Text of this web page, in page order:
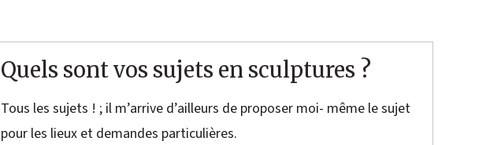
Quels sont vos sujets en sculptures ?
Tous les sujets ! ; il m’arrive d’ailleurs de proposer moi- même le sujet
pour les lieux et demandes particulières.